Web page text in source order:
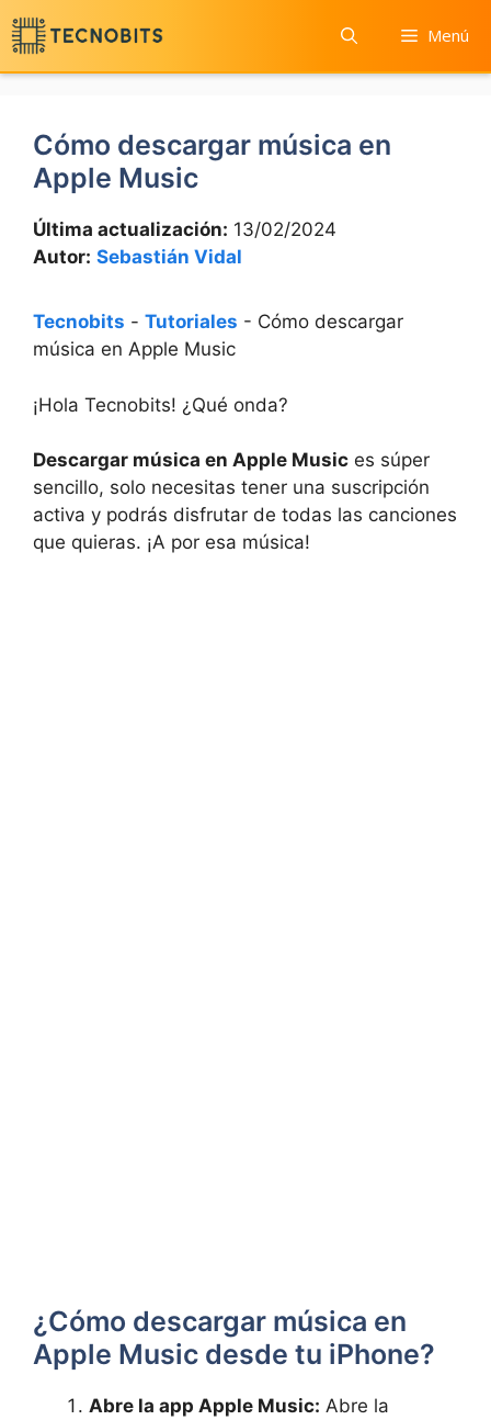
Saltar
al
contenido
Menú
Cómo descargar música en
Apple Music
Última actualización: 13/02/2024
Autor: Sebastián Vidal
Tecnobits - Tutoriales - Cómo descargar
música en Apple Music
¡Hola Tecnobits! ¿Qué onda?
Descargar música ⁤en⁤ Apple ⁢Music es súper
sencillo, ‍solo necesitas tener‌ una suscripción
activa⁢ y podrás disfrutar de todas las canciones
que quieras. ¡A por esa música!
¿Cómo descargar música en
Apple ‌Music desde ⁢tu iPhone?
Abre la app Apple Music: Abre la